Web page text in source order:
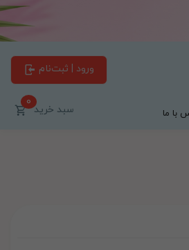
ورود | ثبت‌نام
با ما سبد خرید0